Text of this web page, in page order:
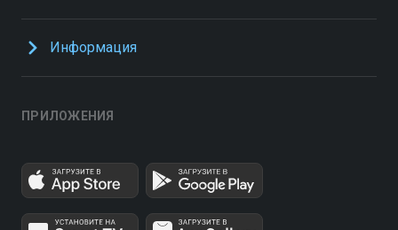
Информация
ПРИЛОЖЕНИЯ